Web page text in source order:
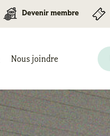
Devenir membre
Nous joindre